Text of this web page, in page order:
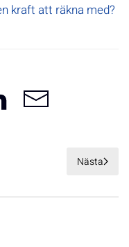
kraft att räkna med?
Nästa